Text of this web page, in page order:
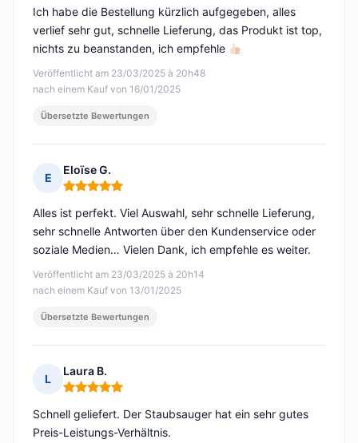
Veröffentlicht am 23/03/2025 à 20h48
nach einem Kauf von 16/01/2025
Ich habe die Bestellung kürzlich aufgegeben, alles
verlief sehr gut, schnelle Lieferung, das Produkt ist top,
nichts zu beanstanden, ich empfehle
Übersetzte Bewertungen
E
Eloïse G.
Hinweis: 5 von 5
Veröffentlicht am 23/03/2025 à 20h14
nach einem Kauf von 13/01/2025
Alles ist perfekt. Viel Auswahl, sehr schnelle Lieferung,
sehr schnelle Antworten über den Kundenservice oder
soziale Medien… Vielen Dank, ich empfehle es weiter.
Übersetzte Bewertungen
L
Laura B.
Hinweis: 5 von 5
Schnell geliefert. Der Staubsauger hat ein sehr gutes
Preis-Leistungs-Verhältnis.